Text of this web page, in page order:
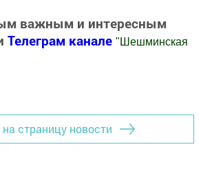
важным и интересным
Телеграм канале " Шешминская
страницу новости